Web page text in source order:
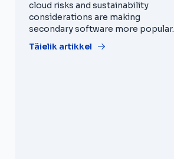
cloud risks and sustainability
considerations are making
secondary software more popular.
Täielik artikkel